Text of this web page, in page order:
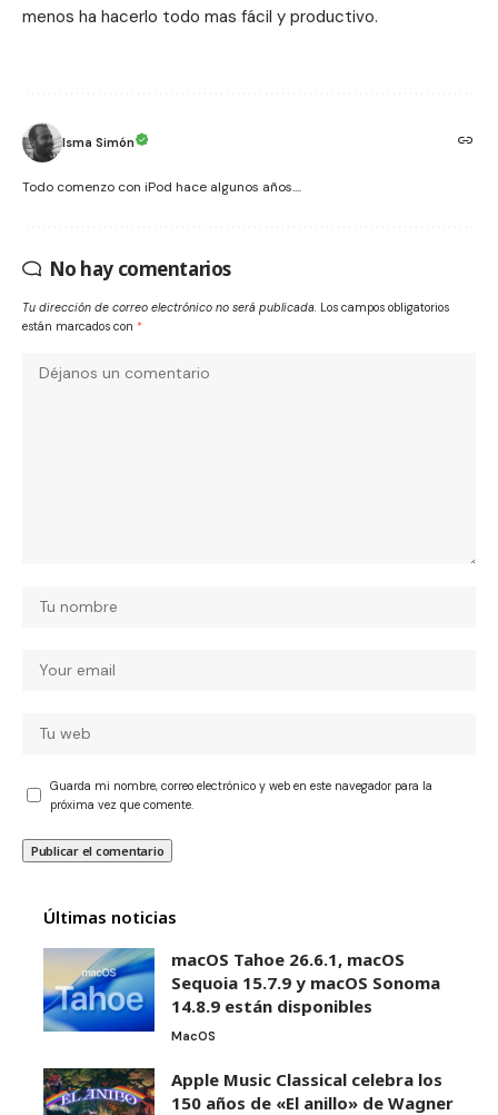
menos ha hacerlo todo mas fácil y productivo.
Isma Simón
Todo comenzo con iPod hace algunos años....
No hay comentarios
Tu dirección de correo electrónico no será publicada. Los campos obligatorios
están marcados con *
Guarda mi nombre, correo electrónico y web en este navegador para la
próxima vez que comente.
Últimas noticias
macOS Tahoe 26.6.1, macOS
Sequoia 15.7.9 y macOS Sonoma
14.8.9 están disponibles
MacOS
Apple Music Classical celebra los
150 años de «El anillo» de Wagner